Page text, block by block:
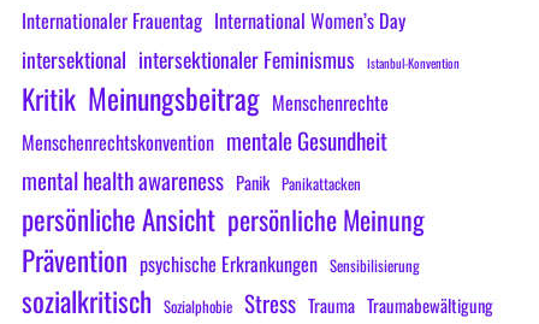
Internationaler Frauentag International Women’s Day
intersektional intersektionaler Feminismus Istanbul-Konvention
Kritik Meinungsbeitrag Menschenrechte
Menschenrechtskonvention mentale Gesundheit
mental health awareness Panik Panikattacken
persönliche Ansicht persönliche Meinung
Prävention psychische Erkrankungen Sensibilisierung
sozialkritisch Sozialphobie Stress Trauma Traumabewältigung